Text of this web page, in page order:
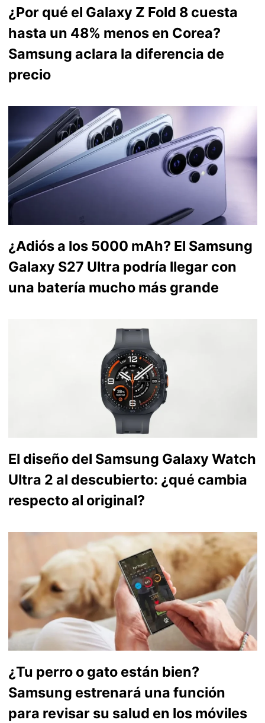
¿Por qué el Galaxy Z Fold 8 cuesta
hasta un 48% menos en Corea?
Samsung aclara la diferencia de
precio
¿Adiós a los 5000 mAh? El Samsung
Galaxy S27 Ultra podría llegar con
una batería mucho más grande
El diseño del Samsung Galaxy Watch
Ultra 2 al descubierto: ¿qué cambia
respecto al original?
¿Tu perro o gato están bien?
Samsung estrenará una función
para revisar su salud en los móviles